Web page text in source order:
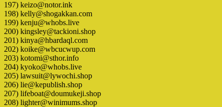
197) keizo@notor.ink
198) kelly@shogakkan.com
199) kenju@whobs.live
200) kingsley@tackioni.shop
201) kinya@hbardaql.com
202) koike@wbcucwup.com
203) kotomi@sthor.info
204) kyoko@whobs.live
205) lawsuit@lywochi.shop
206) lie@kepublish.shop
207) lifeboat@doumukeji.shop
208) lighter@winimums.shop